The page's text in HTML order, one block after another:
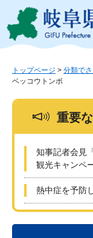
ジ
ュ
トップページ > 分類で
ベッコウトンボ
重要
知事記者会見
観光キャンペ
熱中症を予防